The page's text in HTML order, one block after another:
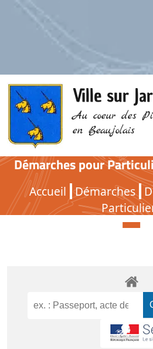
Ville sur
Au coeur des
en Beaujolais
Démarches pour
Accueil Démarches
Démarches